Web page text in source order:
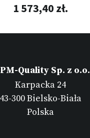
1 573,40 zł.
Quality Sp. z o.o.
Karpacka 24
43-300 Bielsko-Biała
Polska